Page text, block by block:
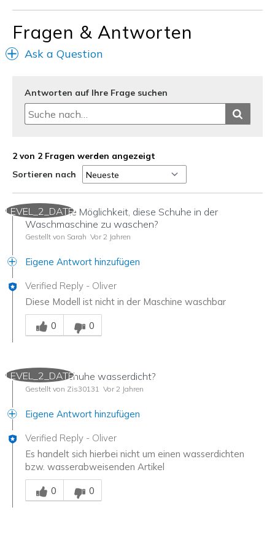
View On Shoes
Shoes are for Wearing
Fragen & Antworten
Ask a Question
Antworten auf Ihre Frage suchen
2 von 2 Fragen werden angezeigt
Sortieren nach
LEVEL_2_DATE
Gibt es eine Möglichkeit, diese Schuhe in der
Waschmaschine zu waschen?
Gestellt von Sarah Vor 2 Jahren
Eigene Antwort hinzufügen
Verified Reply - Oliver
Diese Modell ist nicht in der Maschine waschbar
Mitarbeiter-Gutachter
0
0
LEVEL_2_DATE
Sind die Schuhe wasserdicht?
Gestellt von Zis30131 Vor 2 Jahren
Eigene Antwort hinzufügen
Verified Reply - Oliver
Es handelt sich hierbei nicht um einen wasserdichten
bzw. wasserabweisenden Artikel
Mitarbeiter-Gutachter
0
0